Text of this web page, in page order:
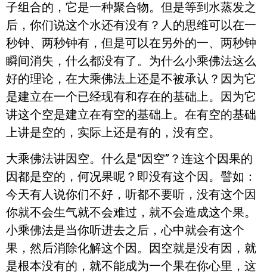
子组合的，它是一种聚合物。但是等到水蒸发之
后，你们说这个水还有没有？人的思维可以在一
秒钟、两秒钟有，但是可以在另外的一、两秒钟
瞬间消失，什么都没有了。为什么小乘佛法这么
好的理论，在大乘佛法上还是不被承认？因为它
是建立在一个已经现有和存在的基础上。因为它
讲这个空是建立在有空的基础上。在有空的基础
上讲是空的，实际上还是有的，没有空。
大乘佛法讲因空。什么是“因空”？连这个因果的
因都是空的，何况果呢？即没有这个因。譬如：
今天有人说你们不好，听都不要听，没有这个因
你就不会生气就不会难过，就不会造成这个果。
小乘佛法是当你听进去之后，心中就会有这个
果，然后消除化解这个因。因空就是没有因，就
是根本没有的，就不能成为一个果在你心里，这